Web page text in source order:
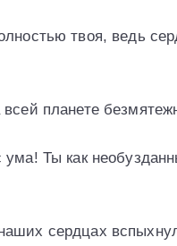
твоя, ведь
планете
Ты как
сердцах